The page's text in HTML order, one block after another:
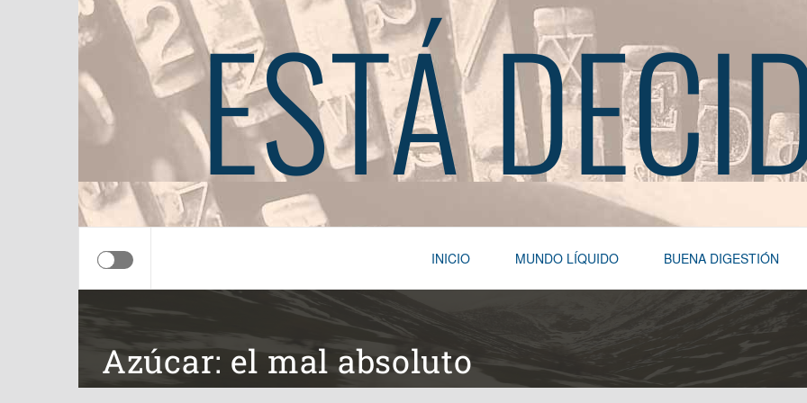
ESTÁ
INICIO MUNDO LÍQUIDO BUENA DIGESTIÓN
Azúcar: el mal absoluto